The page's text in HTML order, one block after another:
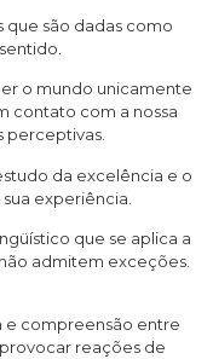
que são dadas como
o mundo unicamente
contato com a nossa
perceptivas.
da excelência e o
experiência.
que se aplica a
admitem exceções.
e compreensão entre
reações de